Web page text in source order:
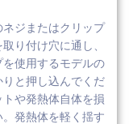
ジまたはクリップ
り付け穴に通し、
を使用するモデルの
と押し込んでくだ
や発熱体自体を損
発熱体を軽く揺す